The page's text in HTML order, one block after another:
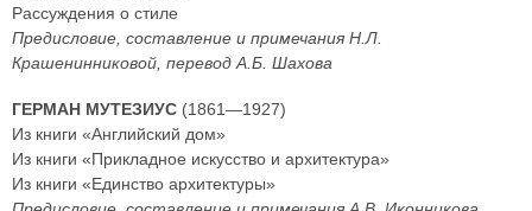
Рассуждения о стиле
Предисловие, составление и примечания Н.Л.
Крашенинниковой, перевод А.Б. Шахова
ГЕРМАН МУТЕЗИУС (1861—1927)
Из книги «Английский дом»
Из книги «Прикладное искусство и архитектура»
Из книги «Единство архитектуры»